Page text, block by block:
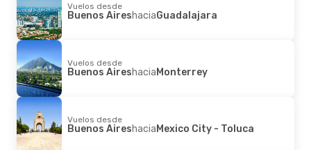
Vuelos desde
Buenos AireshaciaGuadalajara
Vuelos desde
Buenos AireshaciaMonterrey
Vuelos desde
Buenos AireshaciaMexico City - Toluca